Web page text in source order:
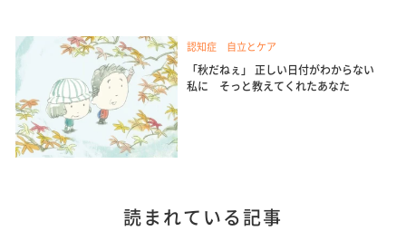
認知症 自立とケア
「秋だねぇ」 正しい日付がわからない
私に そっと教えてくれたあなた
読まれている記事